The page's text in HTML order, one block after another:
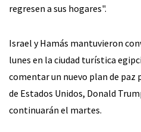
regresen a sus hogares".
Israel y Hamás mantuvieron
lunes en la ciudad turística
comentar un nuevo plan de
de Estados Unidos, Donald
continuarán el martes.